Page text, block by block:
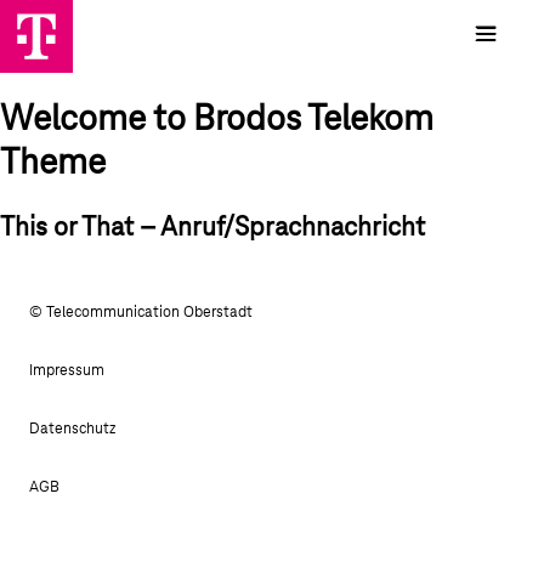
Welcome to Brodos Telekom
Theme
This or That – Anruf/Sprachnachricht
© Telecommunication Oberstadt
Impressum
Datenschutz
AGB